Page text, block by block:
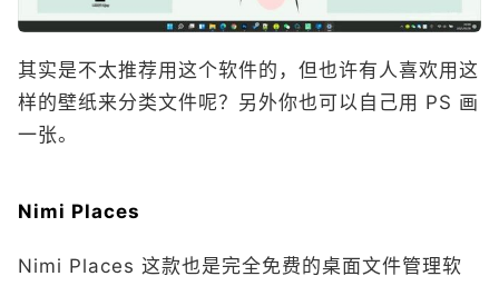
其实是不太推荐用这个软件的，但也许有人喜欢用这
样的壁纸来分类文件呢？另外你也可以自己用 PS 画
一张。
Nimi Places
Nimi Places 这款也是完全免费的桌面文件管理软